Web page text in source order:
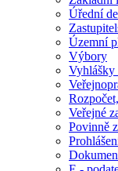
Úřední
Územní
Výbory
Vyhlášky
Veřejné
Povinně